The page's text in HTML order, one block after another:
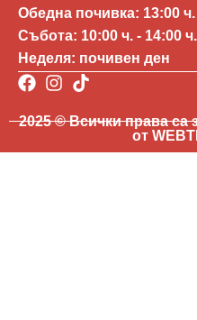
Обедна почивка: 13:00 ч.
Събота: 10:00 ч. - 14:00 ч.
Неделя: почивен ден
2025 © Всички права са
от